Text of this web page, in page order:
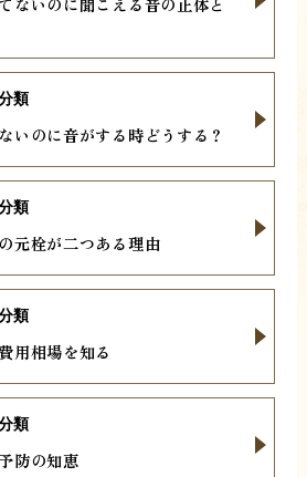
いのに音がする時どうする？
類
元栓が二つある理由
類
用相場を知る
類
防の知恵
類